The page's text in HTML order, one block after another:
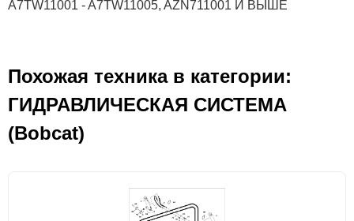
A7TW11001 - A7TW11005, AZN711001 И ВЫШЕ
Похожая техника в категории:
ГИДРАВЛИЧЕСКАЯ СИСТЕМА
(Bobcat)